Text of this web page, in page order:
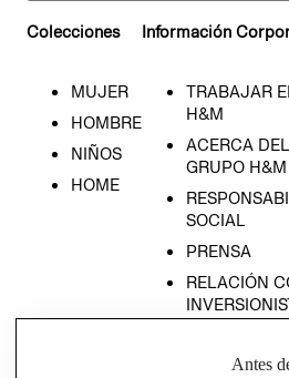
Colecciones
MUJER
HOMBRE
NIÑOS
HOME
Información
TRABAJAR
H&M
ACERCA DEL
GRUPO H&M
SOCIAL
PRENSA
RELACIÓN
Antes